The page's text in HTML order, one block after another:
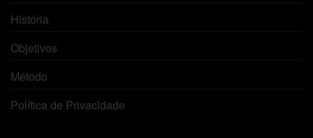
História
Objetivos
Método
Política de Privacidade